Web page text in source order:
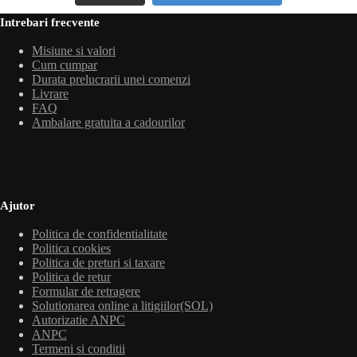
Intrebari frecvente
Misiune si valori
Cum cumpar
Durata prelucrarii unei comenzi
Livrare
FAQ
Ambalare gratuita a cadourilor
Ajutor
Politica de confidentialitate
Politica cookies
Politica de preturi si taxare
Politica de retur
Formular de retragere
Solutionarea online a litigiilor(SOL)
Autorizatie ANPC
ANPC
Termeni si conditii